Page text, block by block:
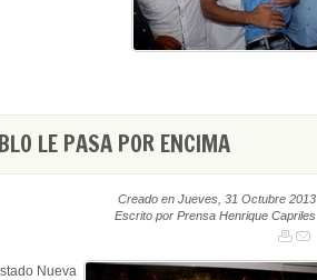
LE PASA POR ENCIMA
Creado en Jueves, 31 Octubre 2013
Escrito por Prensa Henrique Capriles
Nueva